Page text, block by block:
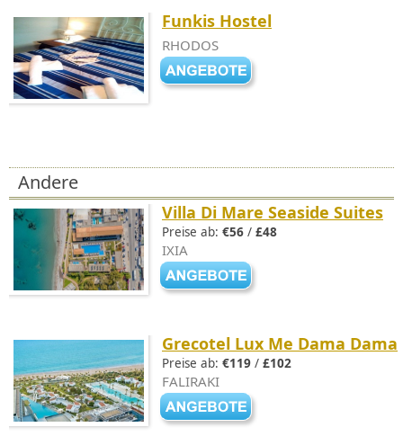
Funkis Hostel
RHODOS
Andere
Villa Di Mare Seaside Suites
Preise ab: €56 / £48
IXIA
Grecotel Lux Me Dama Dama
Preise ab: €119 / £102
FALIRAKI